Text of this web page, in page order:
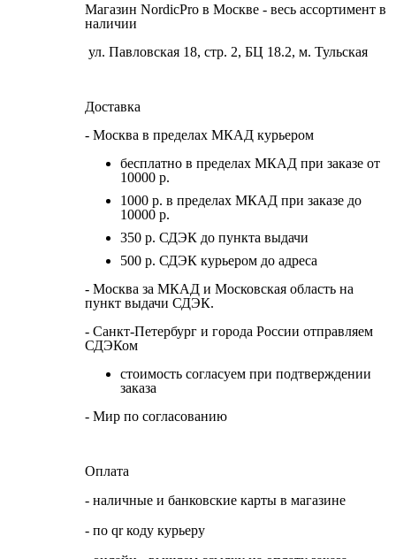
Магазин NordicPro в Москве - весь ассортимент в
наличии
ул. Павловская 18, стр. 2, БЦ 18.2, м. Тульская
Доставка
- Москва в пределах МКАД курьером
бесплатно в пределах МКАД при заказе от
10000 р.
1000 р. в пределах МКАД при заказе до
10000 р.
350 р. СДЭК до пункта выдачи
500 р. СДЭК курьером до адреса
- Москва за МКАД и Московская область на
пункт выдачи СДЭК.
- Санкт-Петербург и города России отправляем
СДЭКом
стоимость согласуем при подтверждении
заказа
- Мир по согласованию
Оплата
- наличные и банковские карты в магазине
- по qr коду курьеру